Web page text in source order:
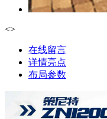
<>
在线留言
详情亮点
布局参数